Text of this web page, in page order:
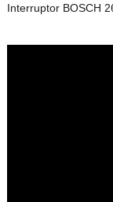
Interruptor BOSCH